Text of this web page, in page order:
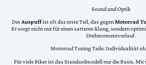
Sound und Optik
DerAuspuffist oft das erste Teil, das gegenMotorrad
Er sorgt nicht nur für einen satteren Klang, sondern
Drehmomentverlauf.
Motorrad Tuning Teile: Individualität
Für viele Biker ist das Standardmodell nur die Basis. Mit